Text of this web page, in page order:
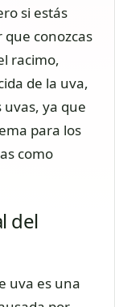
si estás
conozcas
racimo,
de la uva,
ya que
para los
como
del
uva es una